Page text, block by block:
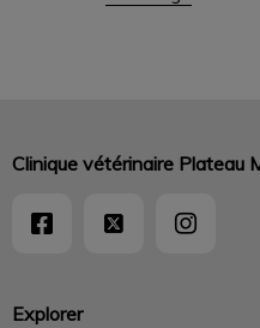
Explorer
Clinique vétérinaire Plateau